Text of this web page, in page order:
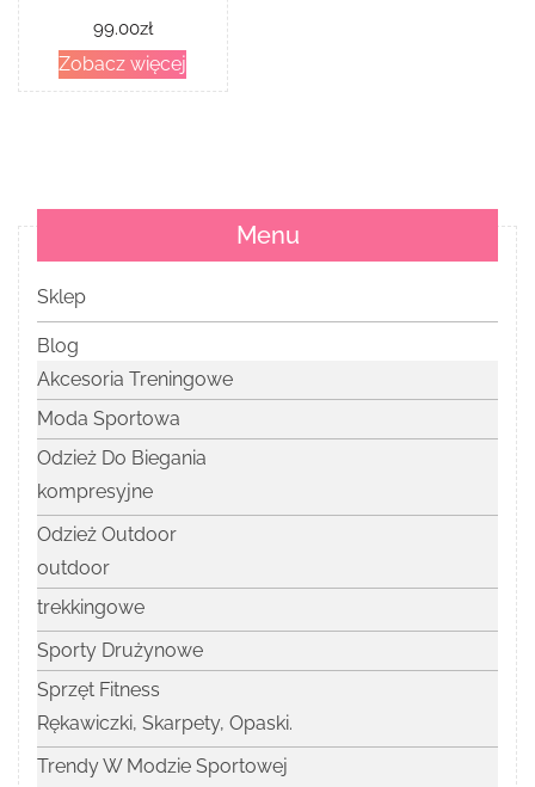
99.00zł
Zobacz więcej
Menu
Sklep
Blog
Akcesoria Treningowe
Moda Sportowa
Odzież Do Biegania
kompresyjne
Odzież Outdoor
outdoor
trekkingowe
Sporty Drużynowe
Sprzęt Fitness
Rękawiczki, Skarpety, Opaski.
Trendy W Modzie Sportowej